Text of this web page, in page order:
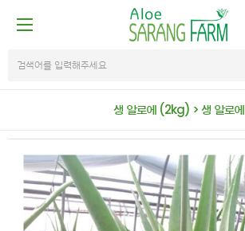
생 알로에 (2kg) > 생 알로에